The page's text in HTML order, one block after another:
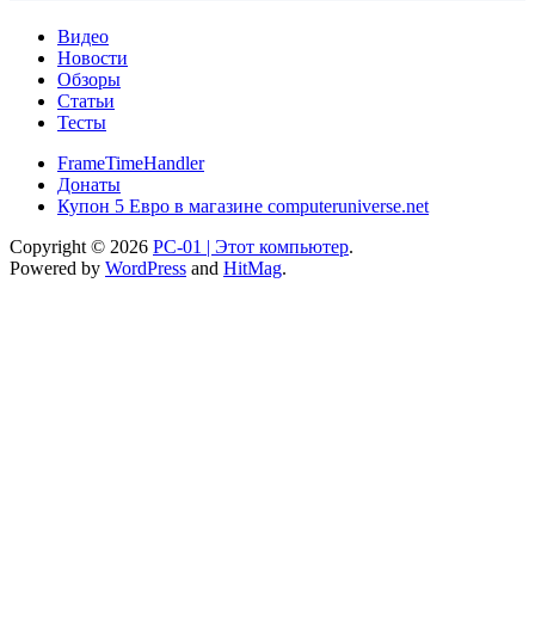
Видео
Новости
Обзоры
Статьи
Тесты
FrameTimeHandler
Донаты
Купон 5 Евро в магазине computeruniverse.net
Copyright © 2026 PC-01 | Этот компьютер.
Powered by WordPress and HitMag.